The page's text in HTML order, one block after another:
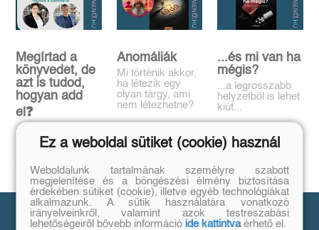
Megírtad a
könyvedet, de
azt is tudod,
hogyan add
el❓️
Időpont: június
16., 18:00-19:00
Tovább
Anomáliák
Mi történik akkor,
ha létezik egy
olyan tárgy, ami
nem létezhetne?
...és mi van ha
mégis?
...a legrosszabb
helyzetből is lehet
kiút...
Vásárlás
Ez a weboldal sütiket (cookie) használ
Weboldalunk tartalmának személyre szabott
megjelenítése és a böngészési élmény biztosítása
érdekében sütiket (cookie), illetve egyéb technológiákat
alkalmazunk. A sütik használatára vonatkozó
irányelveinkről, valamint azok testreszabási
lehetőségeiről bővebb információ ide kattintvaérhető el.